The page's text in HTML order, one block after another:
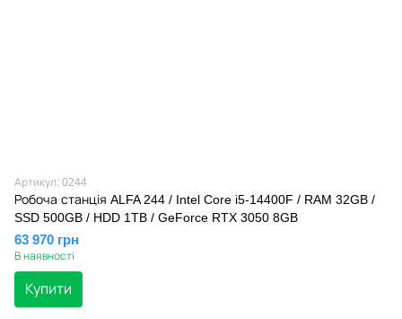
Артикул: 0244
Робоча станція ALFA 244 / Intel Core i5-14400F / RAM 32GB /
SSD 500GB / HDD 1TB / GeForce RTX 3050 8GB
63 970 грн
В наявності
Купити